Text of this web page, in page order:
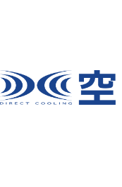
最大電圧18V×最大風
ビネーションで熱い身
2022年11月22日